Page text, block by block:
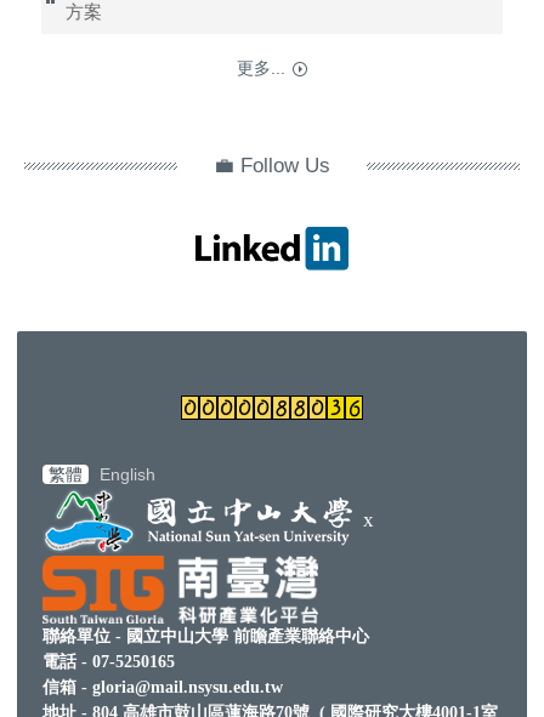
方案
更多...
💼 Follow Us
繁體 English
x
聯絡單位 - 國立中山大學 前瞻產業聯絡中心
電話 - 07-5250165
信箱 - gloria@mail.nsysu.edu.tw
地址 - 804 高雄市鼓山區蓮海路70號 ( 國際研究大樓4001-1室